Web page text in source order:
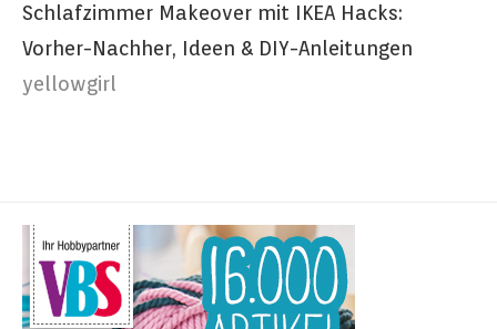
Schlafzimmer Makeover mit IKEA Hacks:
Vorher-Nachher, Ideen & DIY-Anleitungen
yellowgirl